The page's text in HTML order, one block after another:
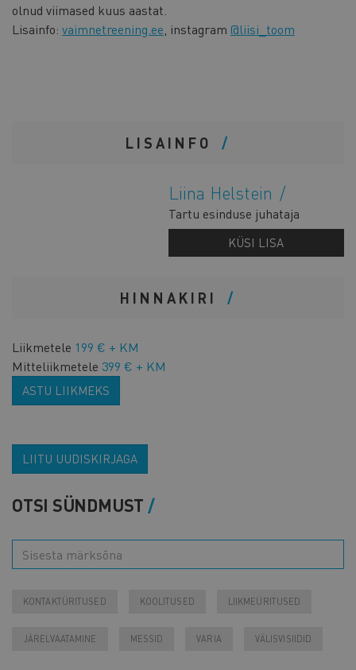
olnud viimased kuus aastat.
Lisainfo: vaimnetreening.ee , instagram @liisi_toom
LISAINFO
Liina Helstein
Tartu esinduse juhataja
KÜSI LISA
HINNAKIRI
Liikmetele 199 € + KM
Mitteliikmetele 399 € + KM
ASTU LIIKMEKS
LIITU UUDISKIRJAGA
OTSI SÜNDMUST
KONTAKTÜRITUSED KOOLITUSED LIIKMEÜRITUSED
JÄRELVAATAMINE MESSID VARIA VÄLISVISIIDID